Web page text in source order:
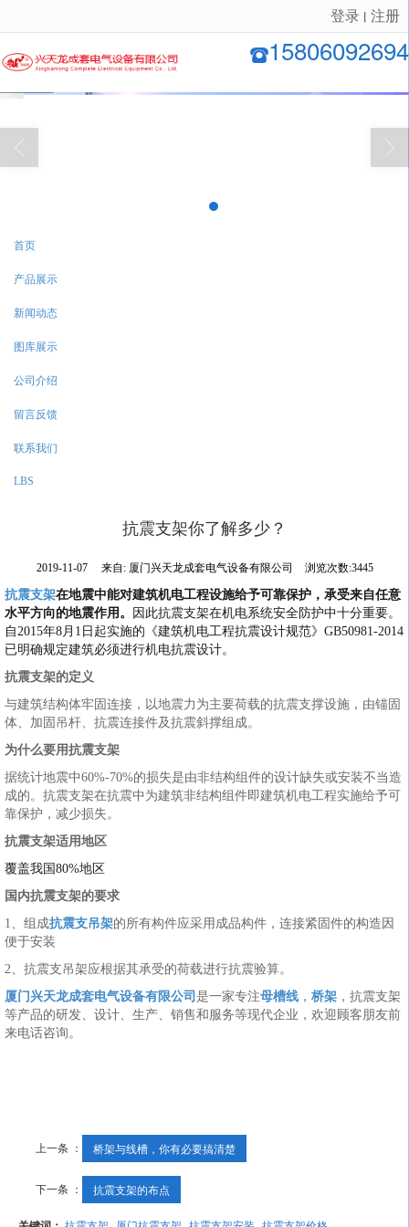
很遗憾，因您的浏览器版本过低导致无法获得最佳浏览体验，推荐下载安装谷歌浏览器！
登录 丨 注册
15806092694
首页
产品展示
新闻动态
图库展示
公司介绍
留言反馈
联系我们
LBS
抗震支架你了解多少？
2019-11-07 来自: 厦门兴天龙成套电气设备有限公司 浏览次数:3445
抗震支架在地震中能对建筑机电工程设施给予可靠保护，承受来自任意
水平方向的地震作用。
因此抗震支架在机电系统安全防护中十分重要。
自2015年8月1日起实施的《建筑机电工程抗震设计规范》GB50981-2014
已明确规定建筑必须进行机电抗震设计。
抗震支架的定义
与建筑结构体牢固连接，以地震力为主要荷载的抗震支撑设施，由锚固
体、加固吊杆、抗震连接件及抗震斜撑组成。
为什么要用抗震支架
据统计地震中60%-70%的损失是由非结构组件的设计缺失或安装不当造
成的。抗震支架在抗震中为建筑非结构组件即建筑机电工程实施给予可
靠保护，减少损失。
抗震支架适用地区
覆盖我国80%地区
国内抗震支架的要求
1、组成抗震支吊架的所有构件应采用成品构件，连接紧固件的构造因
便于安装
2、抗震支吊架应根据其承受的荷载进行抗震验算。
厦门兴天龙成套电气设备有限公司 是一家专注母槽线， 桥架，抗震支架
等产品的研发、设计、生产、销售和服务等现代企业，欢迎顾客朋友前
来电话咨询。
上一条 ： 桥架与线槽，你有必要搞清楚
下一条 ： 抗震支架的布点